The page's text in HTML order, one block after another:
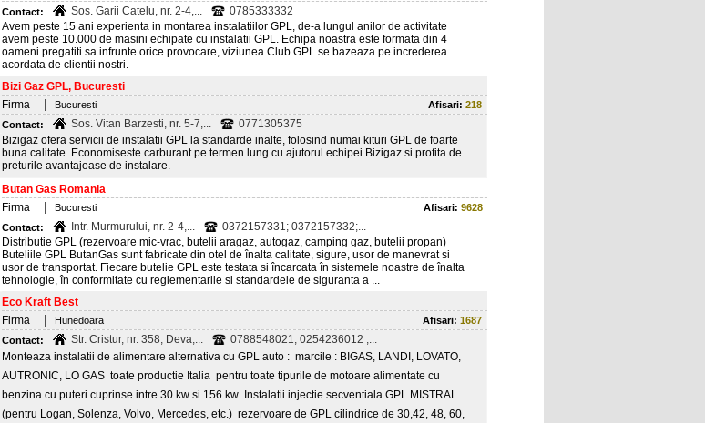
Contact:
Sos. Garii Catelu, nr. 2-4,...
0785333332
Avem peste 15 ani experienta in montarea instalatiilor GPL, de-a lungul anilor de activitate
avem peste 10.000 de masini echipate cu instalatii GPL. Echipa noastra este formata din 4
oameni pregatiti sa infrunte orice provocare, viziunea Club GPL se bazeaza pe increderea
acordata de clientii nostri.
Bizi Gaz GPL, Bucuresti
Firma
Bucuresti Afisari: 218
Contact:
Sos. Vitan Barzesti, nr. 5-7,...
0771305375
Bizigaz ofera servicii de instalatii GPL la standarde inalte, folosind numai kituri GPL de foarte
buna calitate. Economiseste carburant pe termen lung cu ajutorul echipei Bizigaz si profita de
preturile avantajoase de instalare.
Butan Gas Romania
Firma
Bucuresti Afisari: 9628
Contact:
Intr. Murmurului, nr. 2-4,...
0372157331; 0372157332;...
Distributie GPL (rezervoare mic-vrac, butelii aragaz, autogaz, camping gaz, butelii propan)
Buteliile GPL ButanGas sunt fabricate din otel de înalta calitate, sigure, usor de manevrat si
usor de transportat. Fiecare butelie GPL este testata si încarcata în sistemele noastre de înalta
tehnologie, în conformitate cu reglementarile si standardele de siguranta a ...
Eco Kraft Best
Firma
Hunedoara Afisari: 1687
Contact:
Str. Cristur, nr. 358, Deva,...
0788548021; 0254236012 ;...
Monteaza instalatii de alimentare alternativa cu GPL auto :  marcile : BIGAS, LANDI, LOVATO,
AUTRONIC, LO GAS  toate productie Italia  pentru toate tipurile de motoare alimentate cu
benzina cu puteri cuprinse intre 30 kw si 156 kw  Instalatii injectie secventiala GPL MISTRAL
(pentru Logan, Solenza, Volvo, Mercedes, etc.)  rezervoare de GPL cilindrice de 30,42, 48, 60,